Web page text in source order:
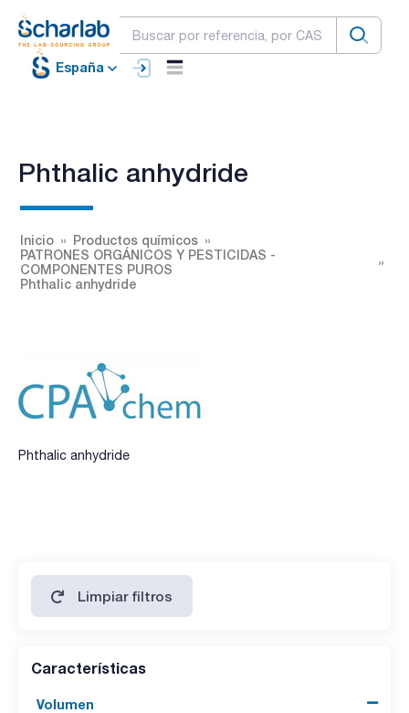
España
Phthalic anhydride
Inicio
Productos químicos
PATRONES ORGÁNICOS Y PESTICIDAS -
COMPONENTES PUROS
Phthalic anhydride
Phthalic anhydride
Limpiar filtros
Características
Volumen